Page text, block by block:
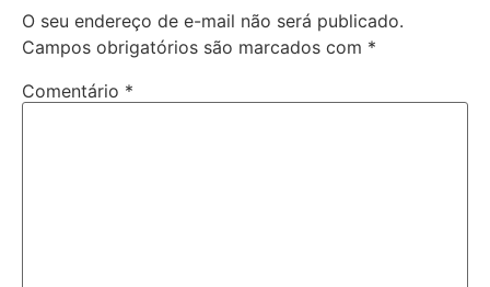
O seu endereço de e-mail não será publicado.
Campos obrigatórios são marcados com *
Comentário *